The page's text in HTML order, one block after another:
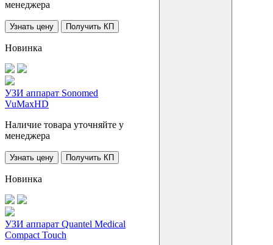
менеджера
Узнать цену Получить КП
Новинка
УЗИ аппарат Sonomed
VuMaxHD
Наличие товара уточняйте у
менеджера
Узнать цену Получить КП
Новинка
УЗИ аппарат Quantel Medical
Compact Touch